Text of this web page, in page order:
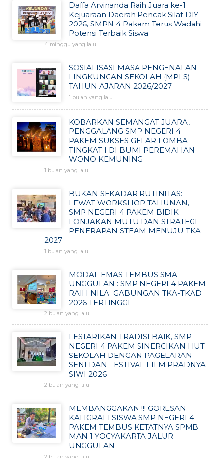
Daffa Arvinanda Raih Juara ke-1
Kejuaraan Daerah Pencak Silat DIY
2026, SMPN 4 Pakem Terus Wadahi
Potensi Terbaik Siswa
4 minggu yang lalu
SOSIALISASI MASA PENGENALAN
LINGKUNGAN SEKOLAH (MPLS)
TAHUN AJARAN 2026/2027
1 bulan yang lalu
KOBARKAN SEMANGAT JUARA,
PENGGALANG SMP NEGERI 4
PAKEM SUKSES GELAR LOMBA
TINGKAT I DI BUMI PEREMAHAN
WONO KEMUNING
1 bulan yang lalu
BUKAN SEKADAR RUTINITAS:
LEWAT WORKSHOP TAHUNAN,
SMP NEGERI 4 PAKEM BIDIK
LONJAKAN MUTU DAN STRATEGI
PENERAPAN STEAM MENUJU TKA
2027
1 bulan yang lalu
MODAL EMAS TEMBUS SMA
UNGGULAN : SMP NEGERI 4 PAKEM
RAIH NILAI GABUNGAN TKA-TKAD
2026 TERTINGGI
2 bulan yang lalu
LESTARIKAN TRADISI BAIK, SMP
NEGERI 4 PAKEM SINERGIKAN HUT
SEKOLAH DENGAN PAGELARAN
SENI DAN FESTIVAL FILM PRADNYA
SIWI 2026
2 bulan yang lalu
MEMBANGGAKAN !!! GORESAN
KALIGRAFI SISWA SMP NEGERI 4
PAKEM TEMBUS KETATNYA SPMB
MAN 1 YOGYAKARTA JALUR
UNGGULAN